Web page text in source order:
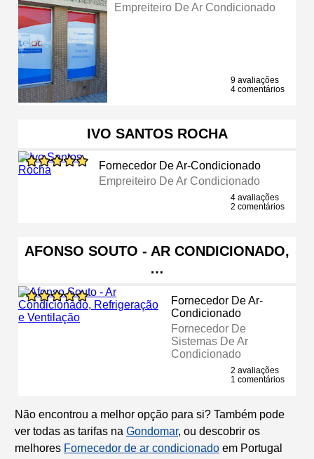
Empreiteiro De Ar Condicionado
9 avaliações
4 comentários
IVO SANTOS ROCHA
Fornecedor De Ar-Condicionado
Empreiteiro De Ar Condicionado
4 avaliações
2 comentários
AFONSO SOUTO - AR CONDICIONADO,
…
Fornecedor De Ar-
Condicionado
Fornecedor De
Sistemas De Ar
Condicionado
2 avaliações
1 comentários
Não encontrou a melhor opção para si? Também pode
ver todas as tarifas na Gondomar, ou descobrir os
melhores Fornecedor de ar condicionado em Portugal